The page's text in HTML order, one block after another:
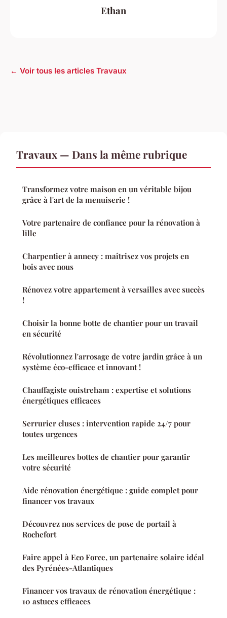
Ethan
← Voir tous les articles Travaux
Travaux — Dans la même rubrique
Transformez votre maison en un véritable bijou
grâce à l'art de la menuiserie !
Votre partenaire de confiance pour la rénovation à
lille
Charpentier à annecy : maîtrisez vos projets en
bois avec nous
Rénovez votre appartement à versailles avec succès
!
Choisir la bonne botte de chantier pour un travail
en sécurité
Révolutionnez l'arrosage de votre jardin grâce à un
système éco-efficace et innovant !
Chauffagiste ouistreham : expertise et solutions
énergétiques efficaces
Serrurier cluses : intervention rapide 24/7 pour
toutes urgences
Les meilleures bottes de chantier pour garantir
votre sécurité
Aide rénovation énergétique : guide complet pour
financer vos travaux
Découvrez nos services de pose de portail à
Rochefort
Faire appel à Eco Force, un partenaire solaire idéal
des Pyrénées-Atlantiques
Financer vos travaux de rénovation énergétique :
10 astuces efficaces